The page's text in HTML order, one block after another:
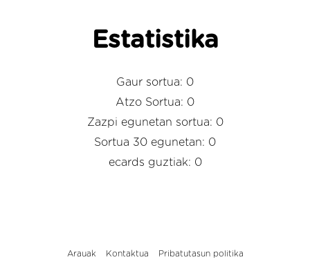
Estatistika
Gaur sortua: 0
Atzo Sortua: 0
Zazpi egunetan sortua: 0
Sortua 30 egunetan: 0
ecards guztiak: 0
Arauak Kontaktua Pribatutasun politika